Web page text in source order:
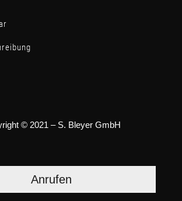
© 2021 – S. Bleyer GmbH
Anrufen